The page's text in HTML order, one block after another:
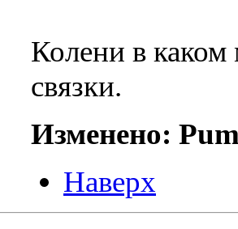
Колени в каком
связки.
Изменено:
Наверх